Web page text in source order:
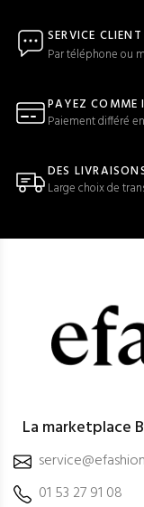
SERVICE
Par téléphone ou
PAYEZ COMME
Paiement différé
DES
Large choix de
La marketplace
01 53 27 91 08